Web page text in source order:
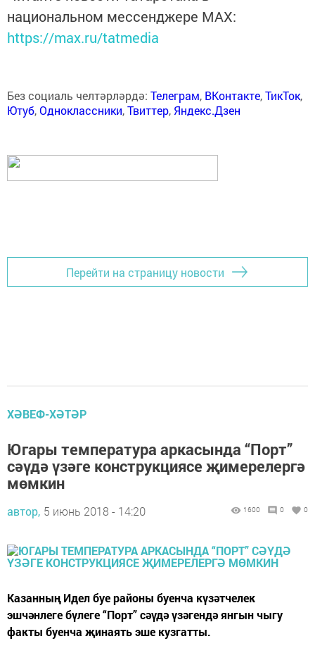
национальном мессенджере MАХ:
https://max.ru/tatmedia
Без социаль челтәрләрдә: Телеграм, ВКонтакте,ТикТок,
Ютуб,Одноклассники,Твиттер, Яндекс.Дзен
Перейти на страницу новости
ХӘВЕФ-ХӘТӘР
Югары температура аркасында “Порт”
сәүдә үзәге конструкциясе җимерелергә
мөмкин
автор, 5 июнь 2018 - 14:20 1600 0 0
Казанның Идел буе районы буенча күзәтчелек
эшчәнлеге бүлеге “Порт” сәүдә үзәгендә янгын чыгу
факты буенча җинаять эше кузгатты.